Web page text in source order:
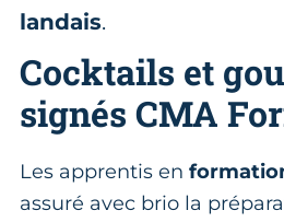
landais.
Cocktails et
signés CMA
Les apprentis en
assuré avec brio la